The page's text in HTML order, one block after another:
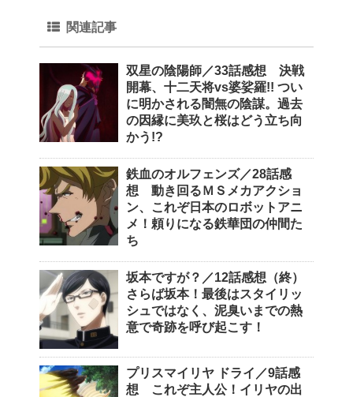
関連記事
双星の陰陽師／33話感想 決戦
開幕、十二天将vs婆娑羅!! つい
に明かされる闇無の陰謀。過去
の因縁に美玖と桜はどう立ち向
かう!?
鉄血のオルフェンズ／28話感
想 動き回るＭＳメカアクショ
ン、これぞ日本のロボットアニ
メ！頼りになる鉄華団の仲間た
ち
坂本ですが？／12話感想（終）
さらば坂本！最後はスタイリッ
シュではなく、泥臭いまでの熱
意で奇跡を呼び起こす！
プリスマイリヤ ドライ／9話感
想 これぞ主人公！イリヤの出